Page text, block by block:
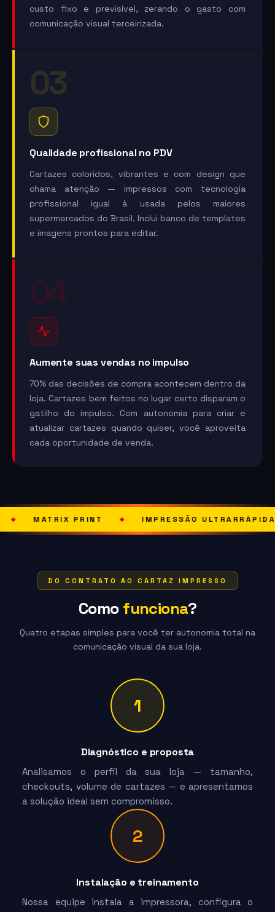
custo fixo e previsível, zerando o gasto com
comunicação visual terceirizada.
03
Qualidade profissional no PDV
Cartazes coloridos, vibrantes e com design que
chama atenção — impressos com tecnologia
profissional igual à usada pelos maiores
supermercados do Brasil. Inclui banco de templates
e imagens prontos para editar.
04
Aumente suas vendas no impulso
70% das decisões de compra acontecem dentro da
loja. Cartazes bem feitos no lugar certo disparam o
gatilho do impulso. Com autonomia para criar e
atualizar cartazes quando quiser, você aproveita
cada oportunidade de venda.
◆ IMPRESSÃO ULTRARRÁPIDA ◆
DO CONTRATO AO CARTAZ IMPRESSO
Como funciona?
Quatro etapas simples para você ter autonomia total na
comunicação visual da sua loja.
1
Diagnóstico e proposta
Analisamos o perfil da sua loja — tamanho,
checkouts, volume de cartazes — e apresentamos
a solução ideal sem compromisso.
2
Instalação e treinamento
Nossa equipe instala a impressora, configura o